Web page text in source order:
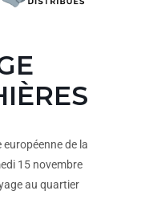
européenne de la
15 novembre
au quartier